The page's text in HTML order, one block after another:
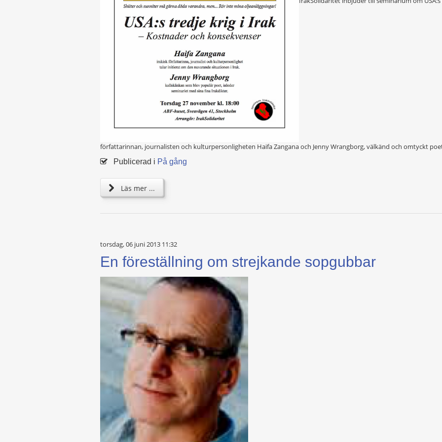
författarinnan, journalisten och kulturpersonligheten Haifa Zangana och Jenny Wrangborg, välkänd och omtyckt
Publicerad i På gång
Läs mer ...
torsdag, 06 juni 2013 11:32
En föreställning om strejkande sopgubbar